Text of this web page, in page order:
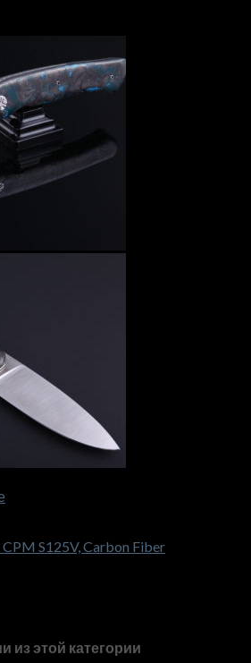
S125V, Carbon Fiber
из этой категории